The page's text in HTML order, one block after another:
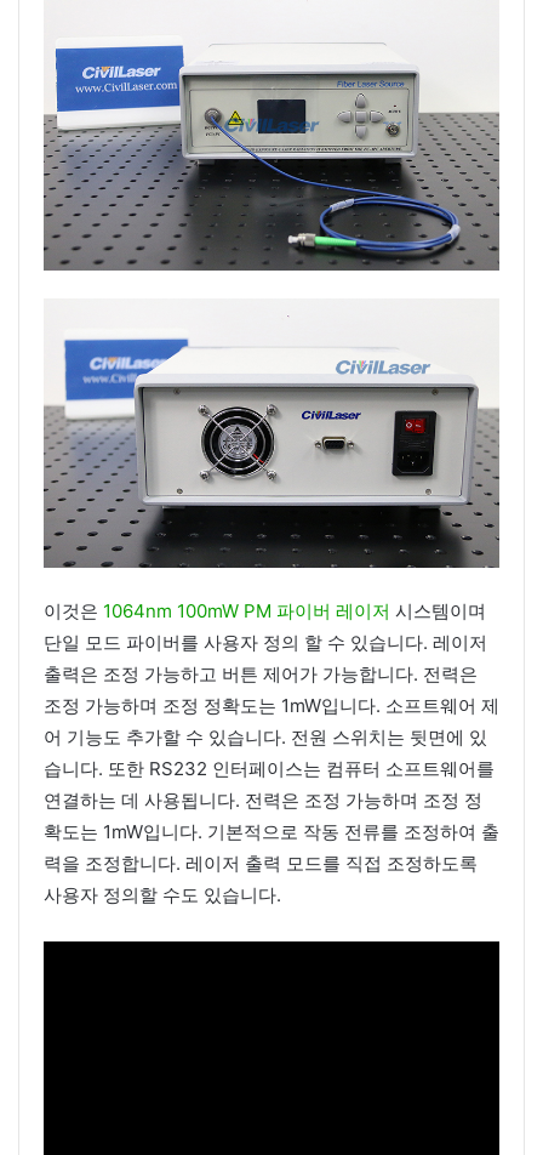
이것은 1064nm 100mW PM 파이버 레이저 시스템이며
단일 모드 파이버를 사용자 정의 할 수 있습니다. 레이저
출력은 조정 가능하고 버튼 제어가 가능합니다. 전력은
조정 가능하며 조정 정확도는 1mW입니다. 소프트웨어 제
어 기능도 추가할 수 있습니다. 전원 스위치는 뒷면에 있
습니다. 또한 RS232 인터페이스는 컴퓨터 소프트웨어를
연결하는 데 사용됩니다. 전력은 조정 가능하며 조정 정
확도는 1mW입니다. 기본적으로 작동 전류를 조정하여 출
력을 조정합니다. 레이저 출력 모드를 직접 조정하도록
사용자 정의할 수도 있습니다.